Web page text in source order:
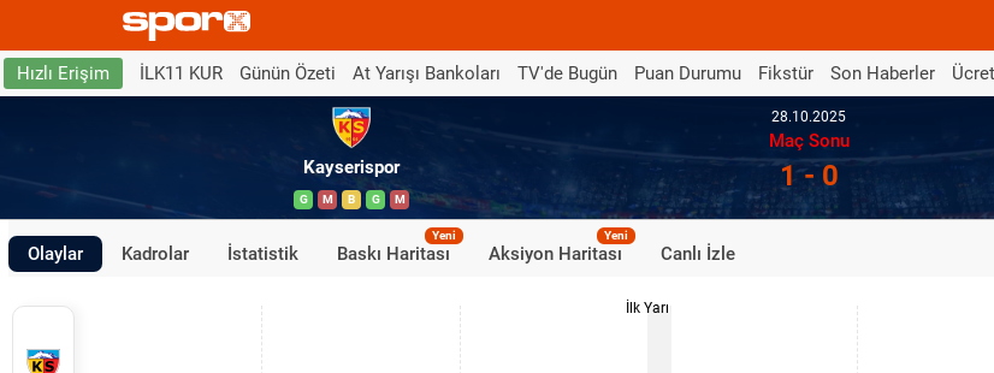
Hızlı Erişim İLK11 KUR Günün Özeti At Yarışı Bankoları TV'de Bugün Puan Durumu Fikstür Son Haberler
Kayserispor
G M B G M
28.10.2025
Maç Sonu
1 - 0
Olaylar Kadrolar İstatistik Baskı Haritası
Yeni
Aksiyon Haritası
Yeni
Canlı İzle
İlk Yarı